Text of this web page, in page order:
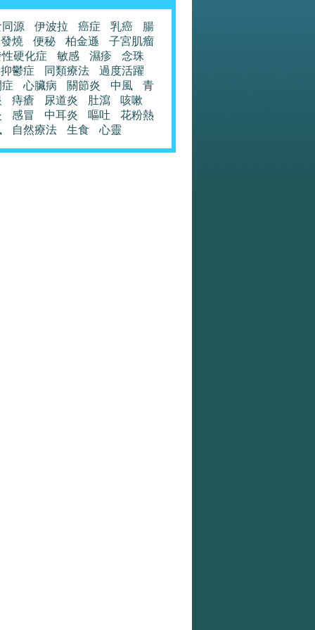
源 伊波拉 癌症 乳癌
腸
發燒
便秘 柏金遜
子宮肌瘤
硬化症
敏感 濕疹
念珠
抑鬱症
同類療法
過度活躍
心臟病 關節炎 中風
青
痔瘡 尿道炎 肚瀉
咳嗽
感冒 中耳炎 嘔吐
花粉熱
自然療法 生食 心靈